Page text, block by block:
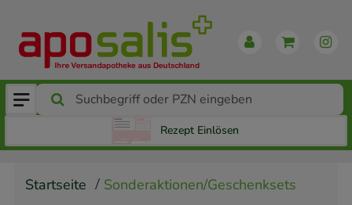
Rezept Einlösen
Startseite Sonderaktionen/Geschenksets